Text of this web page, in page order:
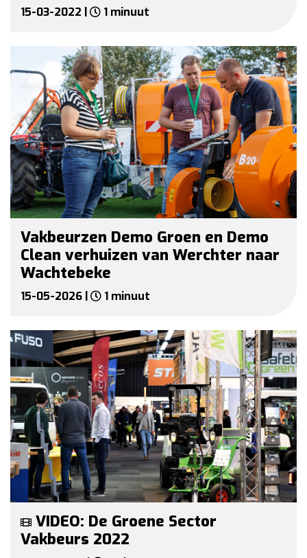
15-03-2022 | 1 minuut
Vakbeurzen Demo Groen en Demo
Clean verhuizen van Werchter naar
Wachtebeke
15-05-2026 | 1 minuut
VIDEO: De Groene Sector
Vakbeurs 2022